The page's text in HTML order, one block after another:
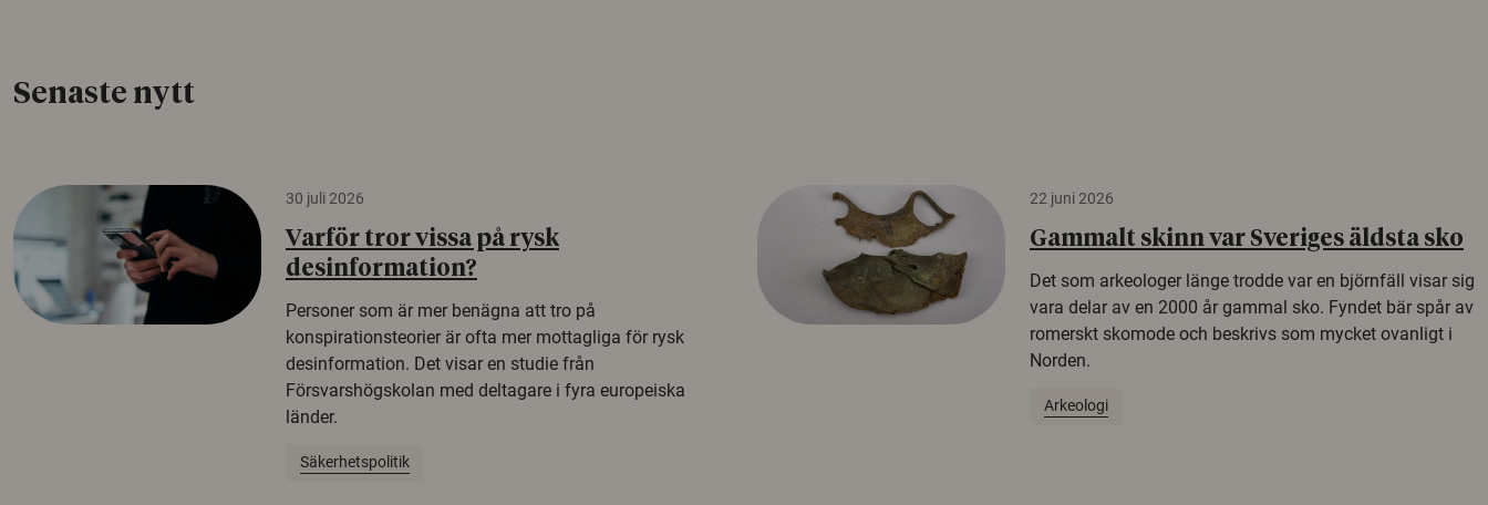
Senaste nytt
30 juli 2026
Varför tror vissa på rysk
desinformation?
Personer som är mer benägna att tro på
konspirationsteorier är ofta mer mottagliga för rysk
desinformation. Det visar en studie från
Försvarshögskolan med deltagare i fyra europeiska
länder.
Säkerhetspolitik
22 juni 2026
Gammalt skinn var Sveriges äldsta sko
Det som arkeologer länge trodde var en björnfäll visar sig
vara delar av en 2000 år gammal sko. Fyndet bär spår av
romerskt skomode och beskrivs som mycket ovanligt i
Norden.
Arkeologi